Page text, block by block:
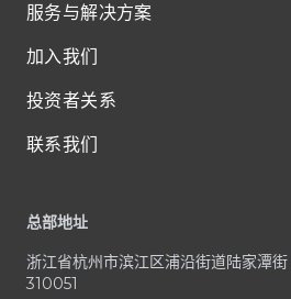
关于我们
环境、社会及管治（ESG）
媒体与资源
服务与解决方案
解决方案
临床前开发
临床开发
治疗领域
加入我们
泰格人的故事
人才成长与发展
加入泰格医药
投资者关系
公司治理
公司公告
招股文件
联系我们
业务咨询 / RFP
媒体与投资者咨询
总部地址
浙江省杭州市滨江区浦沿街道陆家潭街
310051